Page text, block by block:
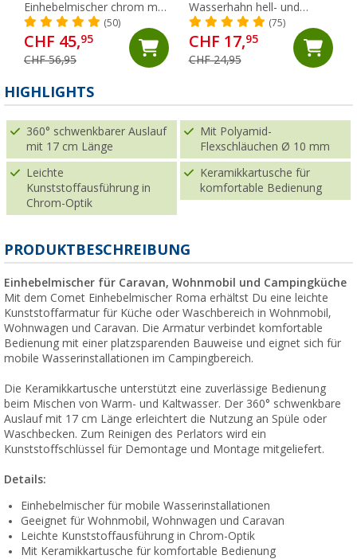
Einhebelmischer chrom mit
Mikroschalter für
Wohnmobil und Caravan
(50)
CHF 45,95
CHF 56,95
Wasserhahn hell- und
dunkelgrau abklappbar mit
Mikroschalter für
Wohnwagen und
Wohnmobil chrom
(75)
CHF 17,95
CHF 24,95
HIGHLIGHTS
360° schwenkbarer Auslauf
mit 17 cm Länge
Mit Polyamid-
Flexschläuchen Ø 10 mm
Leichte
Kunststoffausführung in
Chrom-Optik
Keramikkartusche für
komfortable Bedienung
PRODUKTBESCHREIBUNG
Einhebelmischer für Caravan, Wohnmobil und Campingküche
Mit dem Comet Einhebelmischer Roma erhältst Du eine leichte
Kunststoffarmatur für Küche oder Waschbereich in Wohnmobil,
Wohnwagen und Caravan. Die Armatur verbindet komfortable
Bedienung mit einer platzsparenden Bauweise und eignet sich für
mobile Wasserinstallationen im Campingbereich.
Die Keramikkartusche unterstützt eine zuverlässige Bedienung
beim Mischen von Warm- und Kaltwasser. Der 360° schwenkbare
Auslauf mit 17 cm Länge erleichtert die Nutzung an Spüle oder
Waschbecken. Zum Reinigen des Perlators wird ein
Kunststoffschlüssel für Demontage und Montage mitgeliefert.
Details:
Einhebelmischer für mobile Wasserinstallationen
Geeignet für Wohnmobil, Wohnwagen und Caravan
Leichte Kunststoffausführung in Chrom-Optik
Mit Keramikkartusche für komfortable Bedienung